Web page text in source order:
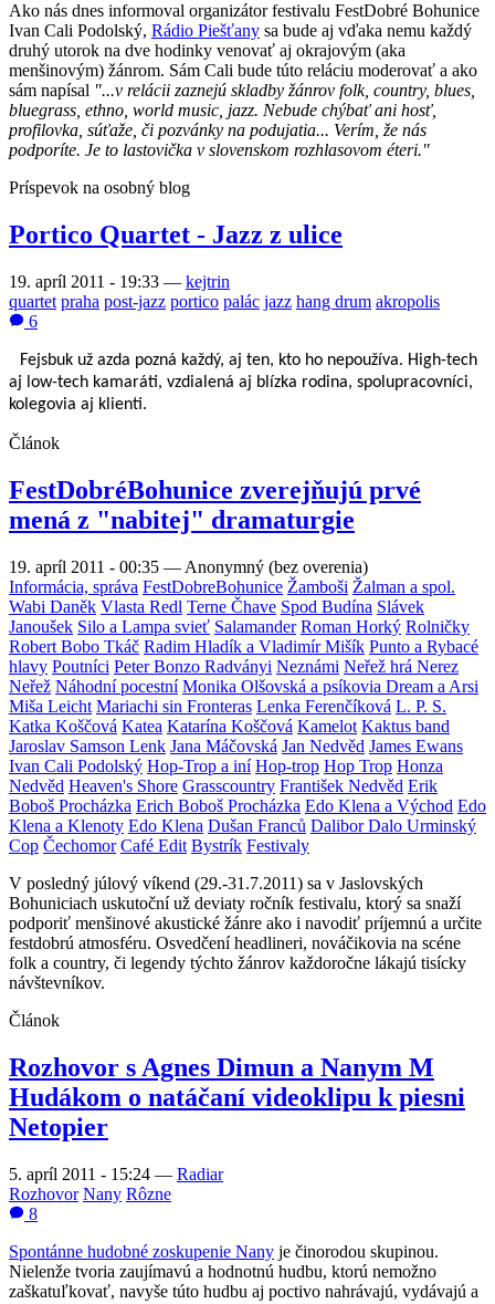
Ako nás dnes informoval organizátor festivalu FestDobré Bohunice
Ivan Cali Podolský, Rádio Piešťany sa bude aj vďaka nemu každý
druhý utorok na dve hodinky venovať aj okrajovým (aka
menšinovým) žánrom. Sám Cali bude túto reláciu moderovať a ako
sám napísal "...v relácii zaznejú skladby žánrov folk, country, blues,
bluegrass, ethno, world music, jazz. Nebude chýbať ani hosť,
profilovka, súťaže, či pozvánky na podujatia... Verím, že nás
podporíte. Je to lastovička v slovenskom rozhlasovom éteri."
Príspevok na osobný blog
Portico Quartet - Jazz z ulice
19. apríl 2011 - 19:33 — kejtrin
quartet praha post-jazz portico palác jazz hang drum akropolis
6
Fejsbuk už azda pozná každý, aj ten, kto ho nepoužíva. High-tech
aj low-tech kamaráti, vzdialená aj blízka rodina, spolupracovníci,
kolegovia aj klienti.
Článok
FestDobréBohunice zverejňujú prvé
mená z "nabitej" dramaturgie
19. apríl 2011 - 00:35 — Anonymný (bez overenia)
Informácia, správa FestDobreBohunice Žamboši Žalman a spol.
Wabi Daněk Vlasta Redl Terne Čhave Spod Budína Slávek
Janoušek Silo a Lampa svieť Salamander Roman Horký Rolničky
Robert Bobo Tkáč Radim Hladík a Vladimír Mišík Punto a Rybacé
hlavy Poutníci Peter Bonzo Radványi Neznámi Neřež hrá Nerez
Neřež Náhodní pocestní Monika Olšovská a psíkovia Dream a Arsi
Miša Leicht Mariachi sin Fronteras Lenka Ferenčíková L. P. S.
Katka Koščová Katea Katarína Koščová Kamelot Kaktus band
Jaroslav Samson Lenk Jana Máčovská Jan Nedvěd James Ewans
Ivan Cali Podolský Hop-Trop a iní Hop-trop Hop Trop Honza
Nedvěd Heaven's Shore Grasscountry František Nedvěd Erik
Boboš Procházka Erich Boboš Procházka Edo Klena a Východ Edo
Klena a Klenoty Edo Klena Dušan Franců Dalibor Dalo Urminský
Cop Čechomor Café Edit Bystrík Festivaly
V posledný júlový víkend (29.-31.7.2011) sa v Jaslovských
Bohuniciach uskutoční už deviaty ročník festivalu, ktorý sa snaží
podporiť menšinové akustické žánre ako i navodiť príjemnú a určite
festdobrú atmosféru. Osvedčení headlineri, nováčikovia na scéne
folk a country, či legendy týchto žánrov každoročne lákajú tisícky
návštevníkov.
Článok
Rozhovor s Agnes Dimun a Nanym M
Hudákom o natáčaní videoklipu k piesni
Netopier
5. apríl 2011 - 15:24 — Radiar
Rozhovor Nany Rôzne
8
Spontánne hudobné zoskupenie Nany je činorodou skupinou.
Nielenže tvoria zaujímavú a hodnotnú hudbu, ktorú nemožno
zaškatuľkovať, navyše túto hudbu aj poctivo nahrávajú, vydávajú a